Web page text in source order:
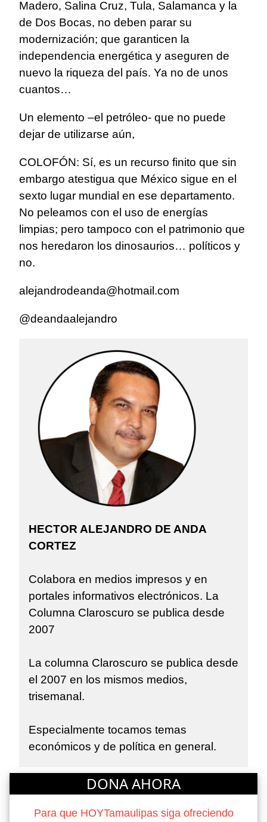
Madero, Salina Cruz, Tula, Salamanca y la
de Dos Bocas, no deben parar su
modernización; que garanticen la
independencia energética y aseguren de
nuevo la riqueza del país. Ya no de unos
cuantos…
Un elemento –el petróleo- que no puede
dejar de utilizarse aún,
COLOFÓN: Sí, es un recurso finito que sin
embargo atestigua que México sigue en el
sexto lugar mundial en ese departamento.
No peleamos con el uso de energías
limpias; pero tampoco con el patrimonio que
nos heredaron los dinosaurios… políticos y
no.
alejandrodeanda@hotmail.com
@deandaalejandro
HECTOR ALEJANDRO DE ANDA
CORTEZ
Colabora en medios impresos y en
portales informativos electrónicos. La
Columna Claroscuro se publica desde
2007
La columna Claroscuro se publica desde
el 2007 en los mismos medios,
trisemanal.
Especialmente tocamos temas
económicos y de política en general.
DONA AHORA
Para que HOYTamaulipas siga ofreciendo